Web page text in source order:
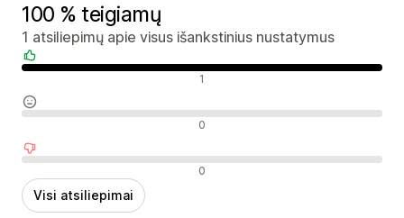
100 % teigiamų
1 atsiliepimų apie visus išankstinius nustatymus
1
0
0
Visi atsiliepimai